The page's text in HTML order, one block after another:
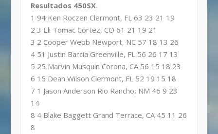
Resultados 450SX.
1 94 Ken Roczen Clermont, FL 63 23 21 19
2 3 Eli Tomac Cortez, CO 61 21 19 21
3 2 Cooper Webb Newport, NC 57 18 13 26
4 51 Justin Barcia Greenville, FL 56 26 17 13
5 25 Marvin Musquin Corona, CA 56 15 18 23
6 15 Dean Wilson Clermont, FL 52 19 15 18
7 1 Jason Anderson Rio Rancho, NM 46 9 23
14
8 4 Blake Baggett Grand Terrace, CA 45 11 26
8